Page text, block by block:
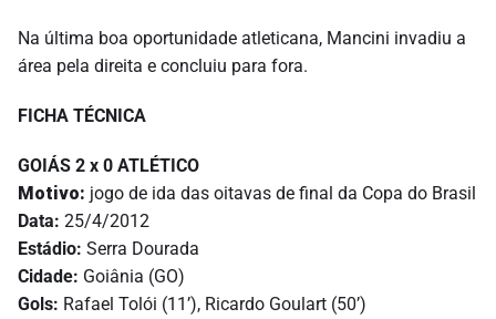
Na última boa oportunidade atleticana, Mancini invadiu a
área pela direita e concluiu para fora.
FICHA TÉCNICA
GOIÁS 2 x 0 ATLÉTICO
Motivo: jogo de ida das oitavas de final da Copa do Brasil
Data: 25/4/2012
Estádio: Serra Dourada
Cidade: Goiânia (GO)
Gols: Rafael Tolói (11’), Ricardo Goulart (50’)